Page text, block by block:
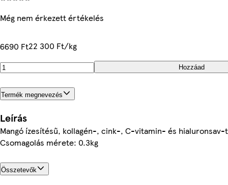
Még nem érkezett értékelés
6690 Ft22 300 Ft/kg
Hozzáad
Termék megnevezés
Leírás
Mangó ízesítésű, kollagén-, cink-, C-vitamin- és
Csomagolás mérete: 0.3kg
Összetevők